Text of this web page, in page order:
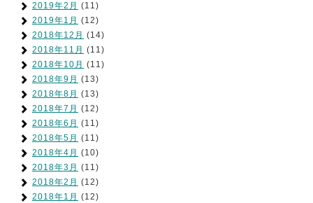
2019年2月 (11)
2019年1月 (12)
2018年12月 (14)
2018年11月 (11)
2018年10月 (11)
2018年9月 (13)
2018年8月 (13)
2018年7月 (12)
2018年6月 (11)
2018年5月 (11)
2018年4月 (10)
2018年3月 (11)
2018年2月 (12)
2018年1月 (12)